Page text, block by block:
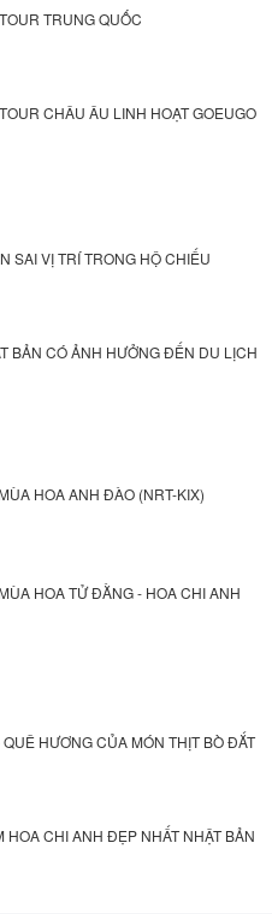
TRUNG QUỐC
CHÂU ÂU LINH HOẠT GOEUGO
SAI VỊ TRÍ TRONG HỘ CHIẾU
BẢN CÓ ẢNH HƯỞNG ĐẾN DU LỊCH
HOA ANH ĐÀO (NRT-KIX)
HOA TỬ ĐẰNG - HOA CHI ANH
QUÊ HƯƠNG CỦA MÓN THỊT BÒ ĐẮT
HOA CHI ANH ĐẸP NHẤT NHẬT BẢN